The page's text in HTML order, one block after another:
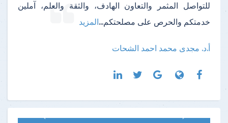
للتواصل المثمر والتعاون الهادف، والثقة والعلم، آملين
خدمتكم والحرص على مصلحتكم...المزيد
أ.د. مجدى محمد احمد الشحات